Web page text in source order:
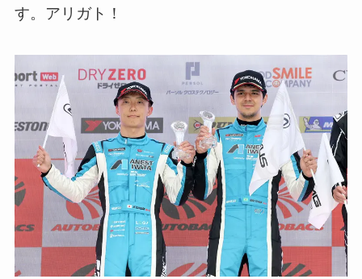
す。アリガト！